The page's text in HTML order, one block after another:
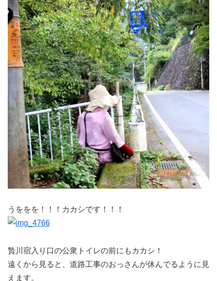
うををを！！！カカシです！！！
贄川宿入り口の公衆トイレの前にもカカシ！
遠くから見ると、道路工事のおっさんが休んでるように見
えます。